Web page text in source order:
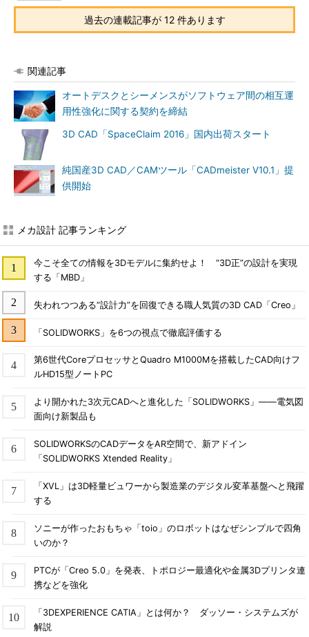
過去の連載記事が 12 件あります
関連記事
オートデスクとシーメンスがソフトウェア間の相互運
用性強化に関する契約を締結
3D CAD「SpaceClaim 2016」国内出荷スタート
純国産3D CAD／CAMツール「CADmeister V10.1」提
供開始
メカ設計 記事ランキング
今こそ全ての情報を3Dモデルに集約せよ！ “3D正”の設計を実現
する「MBD」
失われつつある“設計力”を回復できる職人気質の3D CAD「Creo」
「SOLIDWORKS」を6つの視点で徹底評価する
第6世代CoreプロセッサとQuadro M1000Mを搭載したCAD向けフ
ルHD15型ノートPC
より開かれた3次元CADへと進化した「SOLIDWORKS」――電気図
面向け新製品も
SOLIDWORKSのCADデータをAR空間で、新アドイン
「SOLIDWORKS Xtended Reality」
「XVL」は3D軽量ビュワーから製造業のデジタル変革基盤へと飛躍
する
ソニーが作ったおもちゃ「toio」のロボットはなぜシンプルで四角
いのか？
PTCが「Creo 5.0」を発表、トポロジー最適化や金属3Dプリンタ連
携などを強化
「3DEXPERIENCE CATIA」とは何か？ ダッソー・システムズが
解説